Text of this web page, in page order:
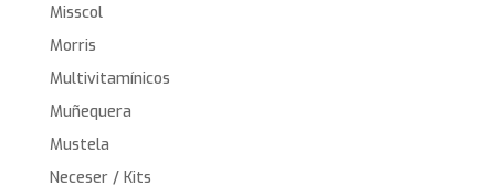
Misscol
Morris
Multivitamínicos
Muñequera
Mustela
Neceser / Kits